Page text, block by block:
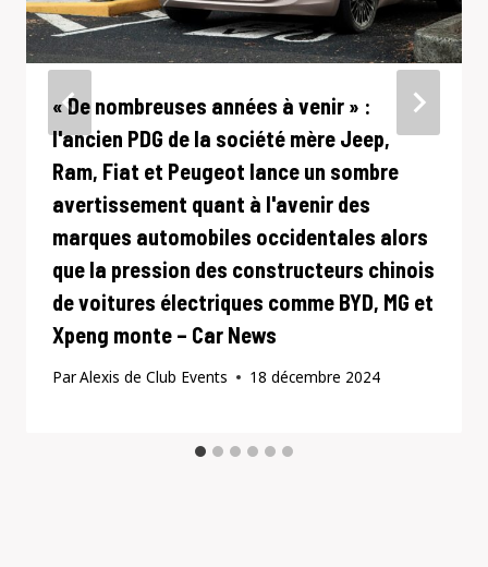
« De nombreuses années à venir » :
l'ancien PDG de la société mère Jeep,
Ram, Fiat et Peugeot lance un sombre
avertissement quant à l'avenir des
marques automobiles occidentales alors
que la pression des constructeurs chinois
de voitures électriques comme BYD, MG et
Xpeng monte – Car News
ParAlexis de Club Events 18 décembre 2024